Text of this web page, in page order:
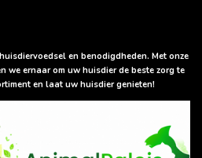
en benodigdheden. Met onze
we ernaar om uw huisdier de beste zorg te
en laat uw huisdier genieten!